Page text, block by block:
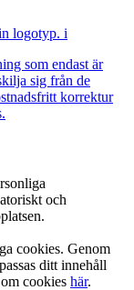
logotyp. i
som endast är
sig från de
korrektur
och
cookies. Genom
ditt innehåll
cookies här.